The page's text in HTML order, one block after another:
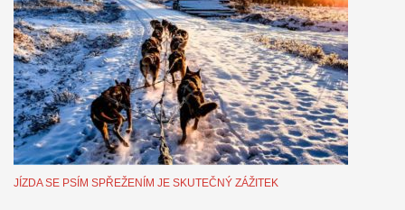
JÍZDA SE PSÍM SPŘEŽENÍM JE SKUTEČNÝ ZÁŽITEK